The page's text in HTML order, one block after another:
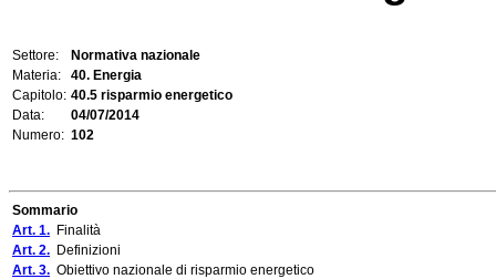
Settore:
Normativa nazionale
Materia:
40. Energia
Capitolo: 40.5 risparmio energetico
Data:
04/07/2014
Numero: 102
Sommario
Art. 1. Finalità
Art. 2. Definizioni
Art. 3. Obiettivo nazionale di risparmio energetico